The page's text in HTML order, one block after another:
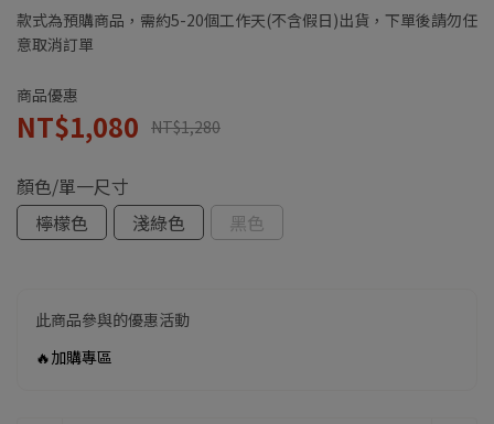
款式為預購商品，需約5-20個工作天(不含假日)出貨，下單後請勿任
意取消訂單
商品優惠
NT$1,080 NT$1,280
顏色/單一尺寸
檸檬色
淺綠色 黑色
此商品參與的優惠活動
🔥加購專區